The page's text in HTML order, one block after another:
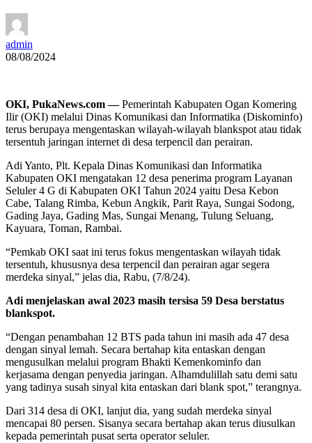
admin
08/08/2024
OKI, PukaNews.com —Pemerintah Kabupaten Ogan Komering
Ilir (OKI) melalui Dinas Komunikasi dan Informatika (Diskominfo)
terus berupaya mengentaskan wilayah-wilayah blankspot atau tidak
tersentuh jaringan internet di desa terpencil dan perairan.
Adi Yanto, Plt. Kepala Dinas Komunikasi dan Informatika
Kabupaten OKI mengatakan 12 desa penerima program Layanan
Seluler 4 G di Kabupaten OKI Tahun 2024 yaitu Desa Kebon
Cabe, Talang Rimba, Kebun Angkik, Parit Raya, Sungai Sodong,
Gading Jaya, Gading Mas, Sungai Menang, Tulung Seluang,
Kayuara, Toman, Rambai.
“Pemkab OKI saat ini terus fokus mengentaskan wilayah tidak
tersentuh, khususnya desa terpencil dan perairan agar segera
merdeka sinyal,” jelas dia, Rabu, (7/8/24).
Adi menjelaskan awal 2023 masih tersisa 59 Desa berstatus
blankspot.
“Dengan penambahan 12 BTS pada tahun ini masih ada 47 desa
dengan sinyal lemah. Secara bertahap kita entaskan dengan
mengusulkan melalui program Bhakti Kemenkominfo dan
kerjasama dengan penyedia jaringan. Alhamdulillah satu demi satu
yang tadinya susah sinyal kita entaskan dari blank spot,” terangnya.
Dari 314 desa di OKI, lanjut dia, yang sudah merdeka sinyal
mencapai 80 persen. Sisanya secara bertahap akan terus diusulkan
kepada pemerintah pusat serta operator seluler.